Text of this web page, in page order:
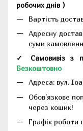
робочих днів )
Вартість
Адресну
суми
✓ Самовивіз з
Безкоштовно
Адреса: вул.
Обов'язкове
через кошик!
Графік роботи